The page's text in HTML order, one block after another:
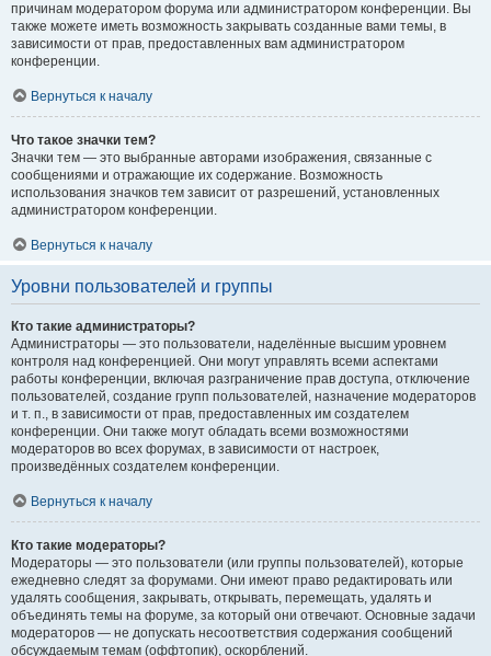
причинам модератором форума или администратором конференции. Вы
также можете иметь возможность закрывать созданные вами темы, в
зависимости от прав, предоставленных вам администратором
конференции.
Вернуться к началу
Что такое значки тем?
Значки тем — это выбранные авторами изображения, связанные с
сообщениями и отражающие их содержание. Возможность
использования значков тем зависит от разрешений, установленных
администратором конференции.
Вернуться к началу
Уровни пользователей и группы
Кто такие администраторы?
Администраторы — это пользователи, наделённые высшим уровнем
контроля над конференцией. Они могут управлять всеми аспектами
работы конференции, включая разграничение прав доступа, отключение
пользователей, создание групп пользователей, назначение модераторов
и т. п., в зависимости от прав, предоставленных им создателем
конференции. Они также могут обладать всеми возможностями
модераторов во всех форумах, в зависимости от настроек,
произведённых создателем конференции.
Вернуться к началу
Кто такие модераторы?
Модераторы — это пользователи (или группы пользователей), которые
ежедневно следят за форумами. Они имеют право редактировать или
удалять сообщения, закрывать, открывать, перемещать, удалять и
объединять темы на форуме, за который они отвечают. Основные задачи
модераторов — не допускать несоответствия содержания сообщений
обсуждаемым темам (оффтопик), оскорблений.